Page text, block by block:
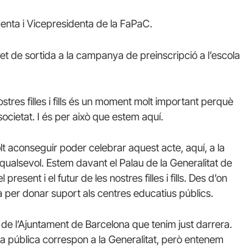
i Vicepresidenta de la FaPaC.
de sortida a la campanya de preinscripció a l’escola
filles i fills és un moment molt important perquè
I és per això que estem aquí.
aconseguir poder celebrar aquest acte, aquí, a la
Estem davant el Palau de la Generalitat de
i el futur de les nostres filles i fills. Des d’on
per donar suport als centres educatius públics.
l’Ajuntament de Barcelona que tenim just darrera.
pública correspon a la Generalitat, però entenem